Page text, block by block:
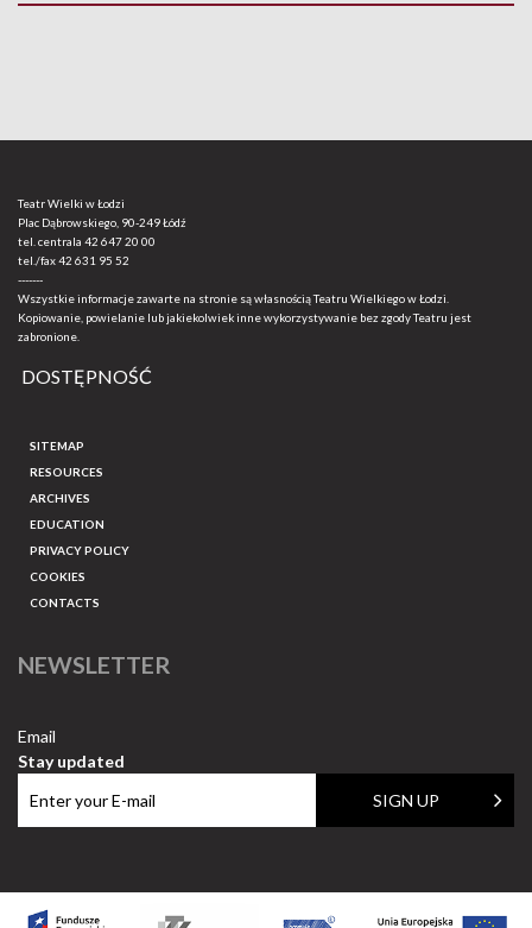
Teatr Wielki w Łodzi
Plac Dąbrowskiego, 90-249 Łódź
tel. centrala 42 647 20 00
tel./fax42 631 95 52
-------
Wszystkie informacje zawarte na stronie są własnością Teatru Wielkiego w Łodzi.
Kopiowanie, powielanie lub jakiekolwiek inne wykorzystywanie bez zgody Teatru jest
zabronione.
DOSTĘPNOŚĆ
SITEMAP
RESOURCES
ARCHIVES
EDUCATION
PRIVACY POLICY
COOKIES
CONTACTS
NEWSLETTER
Email
Stay updated